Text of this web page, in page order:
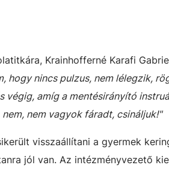
Krainhofferné Karafi
hogy nincs pulzus, nem lélegzik,
amíg a mentésirányító
nem vagyok fáradt, csináljuk!"
visszaállítani a gyermek
jól van. Az intézményvezető